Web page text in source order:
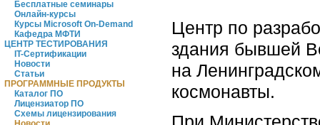
Бесплатные семинары
Онлайн-курсы
Курсы Microsoft On-Demand
Кафедра МФТИ
ЦЕНТР ТЕСТИРОВАНИЯ
IT-Сертификации
Новости
Статьи
ПРОГРАММНЫЕ ПРОДУКТЫ
Каталог ПО
Лицензиатор ПО
Схемы лицензирования
Центр по
здания бывшей
на
космонавты.